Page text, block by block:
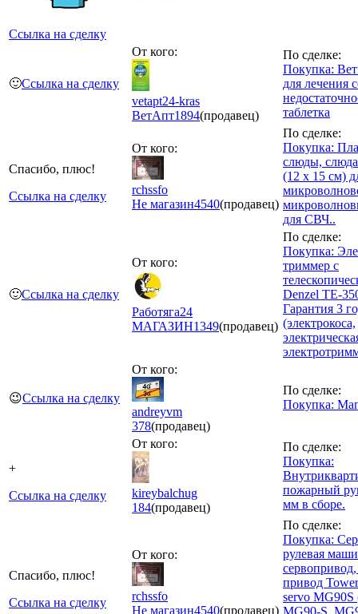
Ссылка на сделку
🙂Ссылка на сделку
От кого:
vetapt24-kras
ВетАпт1894(продавец)
По сделке:
Покупка:
для лечения
таблетка
Спасибо, плюс!
Ссылка на сделку
От кого:
rchssfo
Не магазин4540(продавец)
По сделке:
Покупка:
слюды,
(12 х 15 см)
для СВЧ..
🙂Ссылка на сделку
От кого:
Работяга24
МАГАЗИН1349(продавец)
По сделке:
Покупка:
триммер с
Denzel TE-
Гарантия 3
(электрокоса,
😉Ссылка на сделку
От кого:
andreyvm
378(продавец)
По сделке:
Покупка:
+
Ссылка на сделку
От кого:
kireybalchug
184(продавец)
По сделке:
Покупка:
пожарный
мм в сборе.
Спасибо, плюс!
Ссылка на сделку
От кого:
rchssfo
Не магазин4540(продавец)
По сделке:
Покупка:
рулевая
привод
servo
MG90-S,